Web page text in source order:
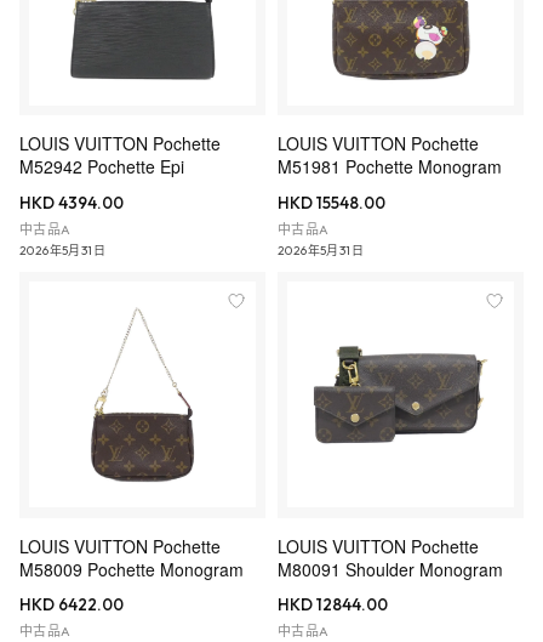
LOUIS VUITTON Pochette
M52942 Pochette Epi
HKD 4394.00
中古品A
2026年5月31日
LOUIS VUITTON Pochette
M51981 Pochette Monogram
HKD 15548.00
中古品A
2026年5月31日
LOUIS VUITTON Pochette
M58009 Pochette Monogram
HKD 6422.00
中古品A
LOUIS VUITTON Pochette
M80091 Shoulder Monogram
HKD 12844.00
中古品A